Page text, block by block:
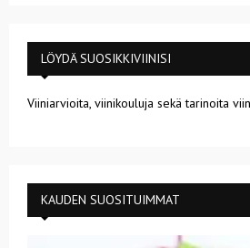
LÖYDÄ SUOSIKKIVIINISI
Viiniarvioita, viinikouluja sekä tarinoita
KAUDEN SUOSITUIMMAT